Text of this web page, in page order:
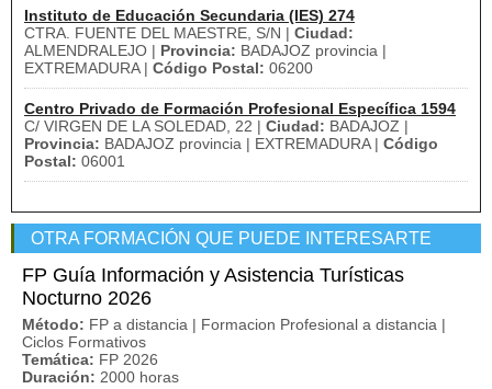
Instituto de Educación Secundaria (IES) 274
CTRA. FUENTE DEL MAESTRE, S/N | Ciudad:
ALMENDRALEJO | Provincia: BADAJOZ provincia |
EXTREMADURA | Código Postal: 06200
Centro Privado de Formación Profesional Específica 1594
C/ VIRGEN DE LA SOLEDAD, 22 | Ciudad: BADAJOZ |
Provincia: BADAJOZ provincia | EXTREMADURA | Código
Postal: 06001
OTRA FORMACIÓN QUE PUEDE INTERESARTE
FP Guía Información y Asistencia Turísticas
Nocturno 2026
Método: FP a distancia | Formacion Profesional a distancia |
Ciclos Formativos
Temática: FP 2026
Duración: 2000 horas